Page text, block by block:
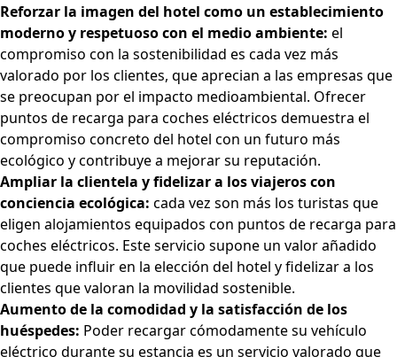
Reforzar la imagen del hotel como un establecimiento
moderno y respetuoso con el medio ambiente: el
compromiso con la sostenibilidad es cada vez más
valorado por los clientes, que aprecian a las empresas que
se preocupan por el impacto medioambiental. Ofrecer
puntos de recarga para coches eléctricos demuestra el
compromiso concreto del hotel con un futuro más
ecológico y contribuye a mejorar su reputación.
Ampliar la clientela y fidelizar a los viajeros con
conciencia ecológica: cada vez son más los turistas que
eligen alojamientos equipados con puntos de recarga para
coches eléctricos. Este servicio supone un valor añadido
que puede influir en la elección del hotel y fidelizar a los
clientes que valoran la movilidad sostenible.
Aumento de la comodidad y la satisfacción de los
huéspedes: Poder recargar cómodamente su vehículo
eléctrico durante su estancia es un servicio valorado que